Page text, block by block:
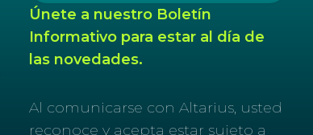
Únete a nuestro Boletín
Informativo para estar al día de
las novedades.
Al comunicarse con Altarius, usted
reconoce y acepta estar sujeto a